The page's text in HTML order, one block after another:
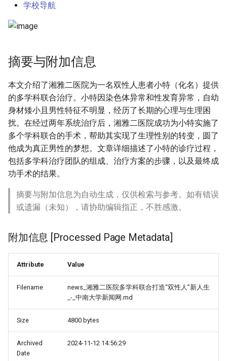
学校导航
摘要与附加信息
本文介绍了湘雅二医院为一名双性人患者小特（化名）提供
的多学科联合治疗。小特因染色体异常和性发育异常，自幼
身材矮小且男性特征不明显，经历了长期的心理与生理困
扰。在经过两年系统治疗后，湘雅二医院成功为小特实施了
多个学科联合的手术，帮助其实现了生理性别的转变，圆了
他成为真正男性的梦想。文章详细描述了小特的诊疗过程，
包括多学科治疗团队的组成、治疗方案的步骤，以及最终成
功手术的结果。
摘要与附加信息为自动生成，仅供检索与参考。如有错误
或遗漏（未知），请协助编辑指正，不胜感激。
附加信息 [Processed Page Metadata]
Attribute Value
Filename
news_湘雅二医院多学科联合打造“双性人”新人生
_-_中南大学新闻网.md
Size 4800 bytes
Archived
Date
2024-11-12 14:56:29